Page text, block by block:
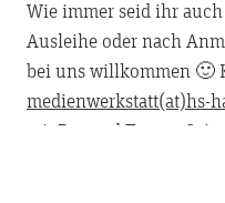
Wie immer seid ihr
Ausleihe oder nach
bei uns willkommen 🙂
medienwerkstatt(at)hs-
mit Rat und Tat zur